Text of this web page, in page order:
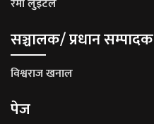
रमा लुइँटेल
सञ्चालक/ प्रधान सम्पादक
विश्वराज खनाल
पेज